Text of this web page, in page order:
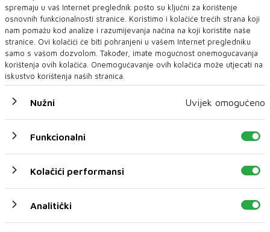
izraelska vojska objavila je u utorak ujutro da
je presrela "sumnjivu zračnu metu iz Jemena",
manje od 24 sata nakon što su hutisti preuzeli
odgovornost za napad na Izrael i proglasili
zabranu izraelske plovidbe u Crvenom moru,
još jednom strateškom plovnom putu, piše
Hina.
NAJNOVIJE NAJČITANIJE
spremaju u vaš Internet preglednik pošto su ključni za korištenje
osnovnih funkcionalnosti stranice. Koristimo i kolačiće trećih strana koji
nam pomažu kod analize i razumijevanja načina na koji koristite naše
stranice. Ovi kolačići će biti pohranjeni u vašem Internet pregledniku
samo s vašom dozvolom. Također, imate mogućnost onemogućavanja
korištenja ovih kolačića. Onemogućavanje ovih kolačića može utjecati na
iskustvo korištenja naših stranica.
Nužni Uvijek omogućeno
Funkcionalni
Kolačići performansi
Analitički